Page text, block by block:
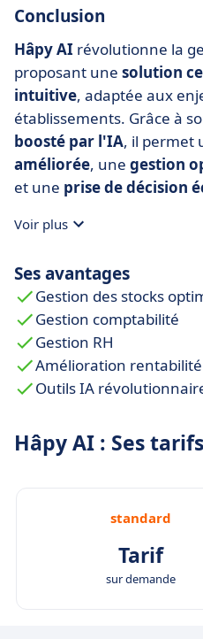
Conclusion
Hâpy AI révolutionne la
proposant une solution
intuitive, adaptée aux
établissements. Grâce à
boosté par l'IA, il permet
améliorée, une gestion
et une prise de décision
Que vous soyez
pour propulser votre
l’excellence
durable.
Voir plus
Ses avantages
Gestion des stocks
Gestion comptabilité
Gestion RH
Amélioration rentabilité
Outils IA
Hâpy AI : Ses tarifs
standard
Tarif
sur demande